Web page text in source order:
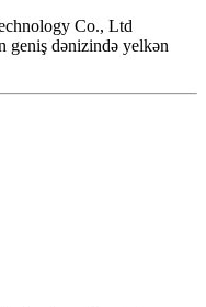
Co., Ltd
dənizində yelkən